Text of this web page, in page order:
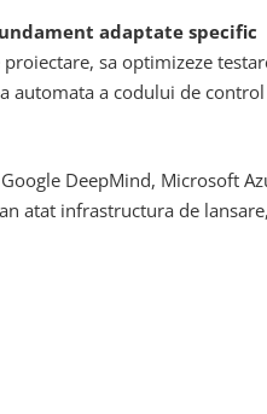
adaptate specific
sa optimizeze
automata a codului de
DeepMind, Microsoft
atat infrastructura de